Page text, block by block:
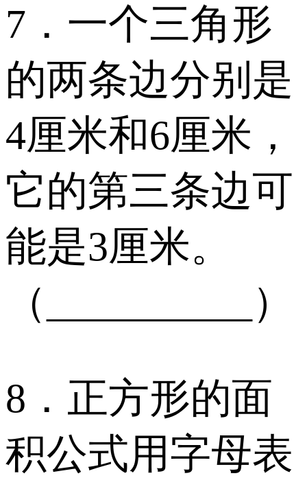
7．一个三角形
的两条边分别是
4厘米和6厘米，
它的第三条边可
能是3厘米。
（__________）
8．正方形的面
积公式用字母表